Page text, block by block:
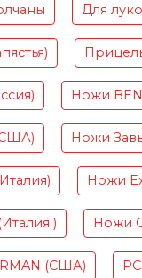
Для
Ножи
Ножи
Ножи
) Ножи
(США)